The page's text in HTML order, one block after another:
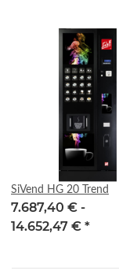
SiVend HG 20 Trend
7.687,40 € -
14.652,47 € *